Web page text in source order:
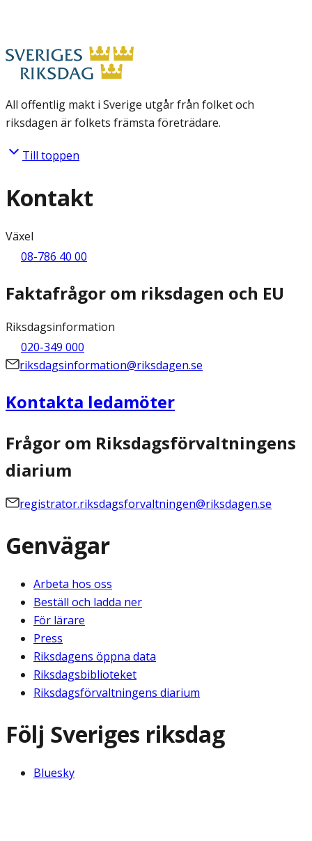
All offentlig makt i Sverige utgår från folket och
riksdagen är folkets främsta företrädare.
Till toppen
Kontakt
Växel
08-786 40 00
Faktafrågor om riksdagen och EU
Riksdagsinformation
020-349 000
riksdagsinformation@riksdagen.se
Kontakta ledamöter
Frågor om Riksdagsförvaltningens
diarium
registrator.riksdagsforvaltningen@riksdagen.se
Genvägar
Arbeta hos oss
Beställ och ladda ner
För lärare
Press
Riksdagens öppna data
Riksdagsbiblioteket
Riksdagsförvaltningens diarium
Följ Sveriges riksdag
Bluesky